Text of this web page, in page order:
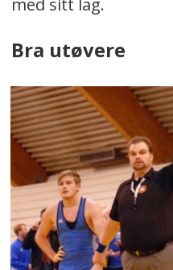
med sitt lag.
Bra utøvere